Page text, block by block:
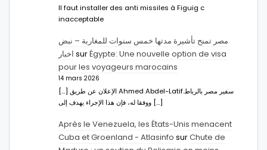
Il faut installer des anti missiles à Figuig c
inacceptable
مصر تمنح تأشيرة مدتها خمس سنوات للمغاربة – نبض
اخبار surÉgypte: Une nouvelle option de visa
pour les voyageurs marocains
14 mars 2026
[…] الإعلان عن طريق Ahmed Abdel-Latifسفير مصر بالرباط.
ووفقا له، فإن هذا الإجراء يهدف إلى […]
Après le Venezuela, les États-Unis menacent
Cuba et Groenland - Atlasinfo surChute de